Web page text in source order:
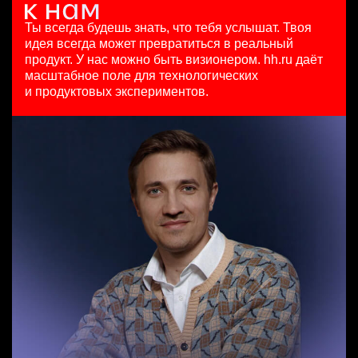
HeadHunter::Коммерческий департамент
вчера
150000 ₽
Санкт-Петербург
HeadHunter::Коммерческий департамент
97000 - 161000 ₽
Ярославль
Старший специалист телемаркетинга
HeadHunter::Телефонные продажи
HeadHunter::Департамент маркетинга
сегодня
з/п не указана
Москва
Маркетинговый аналитик на направление "Страны"
HeadHunter::Analytics/Data Science
4 авг. 2026
Москва
Ты всегда будешь знать, что тебя услышат. Твоя
идея всегда может превратиться в реальный
продукт. У нас можно быть визионером. hh.ru даёт
масштабное поле для технологических
и продуктовых экспериментов.